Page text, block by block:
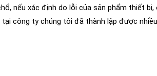
nếu xác định do lỗi của sản phẩm thiết
công ty chúng tôi đã thành lập được